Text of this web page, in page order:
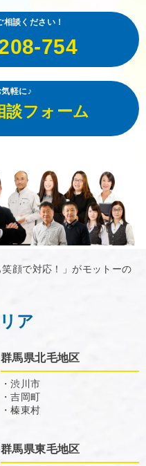
談ください！
754
軽に♪
談フォーム
顔で対応！」がモットーの
ア
群馬県北毛地区
・渋川市
・吉岡町
・榛東村
群馬県東毛地区